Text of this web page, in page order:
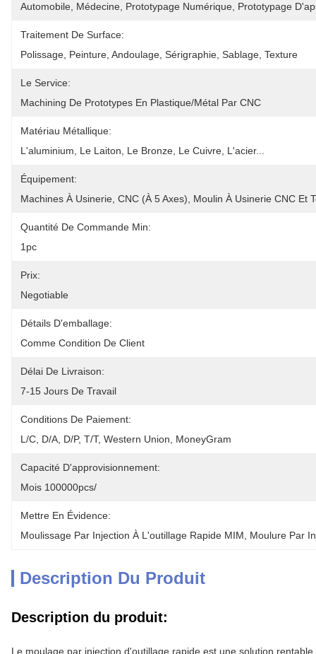
Automobile, Médecine, Prototypage Numérique, Prototypage
Traitement De Surface:
Polissage, Peinture, Andoulage, Sérigraphie, Sablage, Texture
Le Service:
Machining De Prototypes En Plastique/métal Par CNC
Matériau Métallique:
L'aluminium, Le Laiton, Le Bronze, Le Cuivre, L'acier...
Équipement:
Machines À Usinerie, CNC (à 5 Axes), Moulin À Usinerie CNC Et
Quantité De Commande Min:
1pc
Prix:
Negotiable
Détails D'emballage:
Comme Condition De Client
Délai De Livraison:
7-15 Jours De Travail
Conditions De Paiement:
L/C, D/A, D/P, T/T, Western Union, MoneyGram
Capacité D'approvisionnement:
Mois 100000pcs/
Mettre En Évidence:
Moulissage Par Injection À L'outillage Rapide MIM
Moulure Par
Description Du Produit
Description du produit:
Le moulage par injection d'outillage rapide est une solution